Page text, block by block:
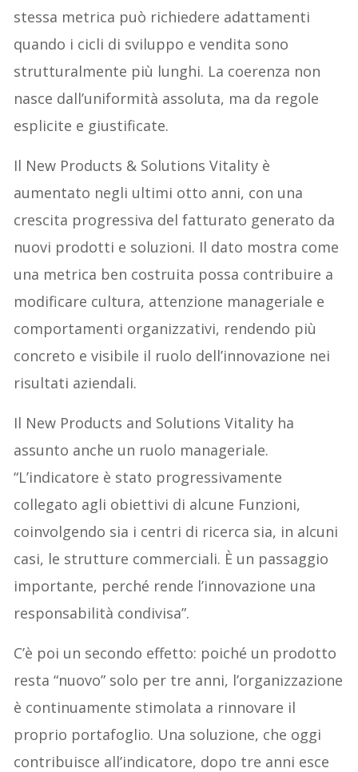
stessa metrica può richiedere adattamenti
quando i cicli di sviluppo e vendita sono
strutturalmente più lunghi. La coerenza non
nasce dall’uniformità assoluta, ma da regole
esplicite e giustificate.
Il New Products & Solutions Vitality è
aumentato negli ultimi otto anni, con una
crescita progressiva del fatturato generato da
nuovi prodotti e soluzioni. Il dato mostra come
una metrica ben costruita possa contribuire a
modificare cultura, attenzione manageriale e
comportamenti organizzativi, rendendo più
concreto e visibile il ruolo dell’innovazione nei
risultati aziendali.
Il New Products and Solutions Vitality ha
assunto anche un ruolo manageriale.
“L’indicatore è stato progressivamente
collegato agli obiettivi di alcune Funzioni,
coinvolgendo sia i centri di ricerca sia, in alcuni
casi, le strutture commerciali. È un passaggio
importante, perché rende l’innovazione una
responsabilità condivisa”.
C’è poi un secondo effetto: poiché un prodotto
resta “nuovo” solo per tre anni, l’organizzazione
è continuamente stimolata a rinnovare il
proprio portafoglio. Una soluzione, che oggi
contribuisce all’indicatore, dopo tre anni esce